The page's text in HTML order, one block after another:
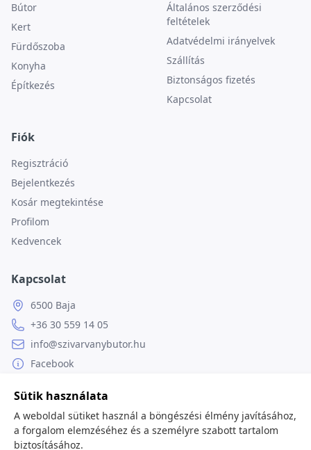
Bútor
Kert
Fürdőszoba
Konyha
Építkezés
Általános szerződési
feltételek
Adatvédelmi irányelvek
Szállítás
Biztonságos fizetés
Kapcsolat
Fiók
Regisztráció
Bejelentkezés
Kosár megtekintése
Profilom
Kedvencek
Kapcsolat
6500 Baja
+36 30 559 14 05
info@szivarvanybutor.hu
Facebook
Sütik használata
A weboldal sütiket használ a böngészési élmény javításához,
a forgalom elemzéséhez és a személyre szabott tartalom
biztosításához.